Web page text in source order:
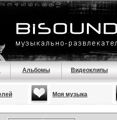
Альбомы Видеоклипы
Моя музыка